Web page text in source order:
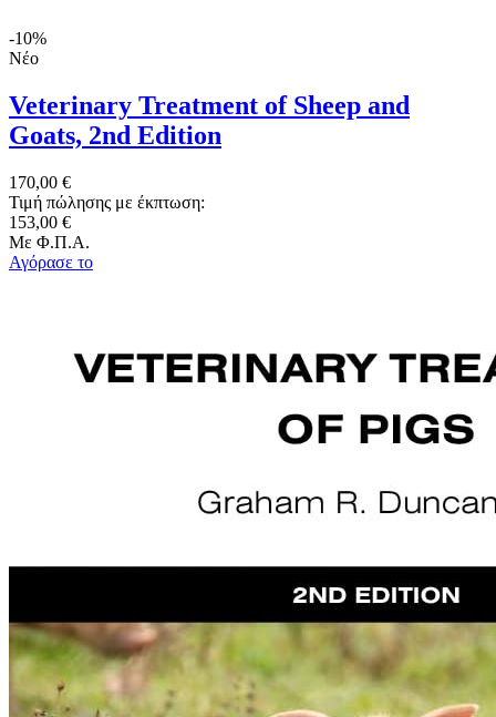
-10%
Νέο
Veterinary Treatment of Sheep and
Goats, 2nd Edition
170,00 €
Τιμή πώλησης με έκπτωση:
153,00 €
Με Φ.Π.Α.
Αγόρασε το